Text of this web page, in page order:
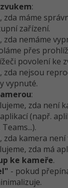
:
zda máme
zařízení.
zda nemáme
přes
povolení ke
zda nejsou
vypnuté.
:
zda není
(např.
zda kamera
zda má
ke kameře.
- pokud